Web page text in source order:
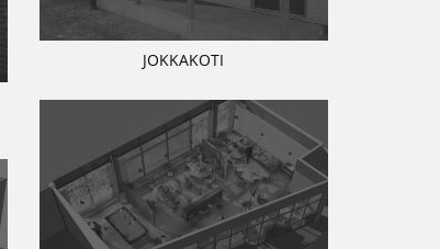
JOKKAKOTI